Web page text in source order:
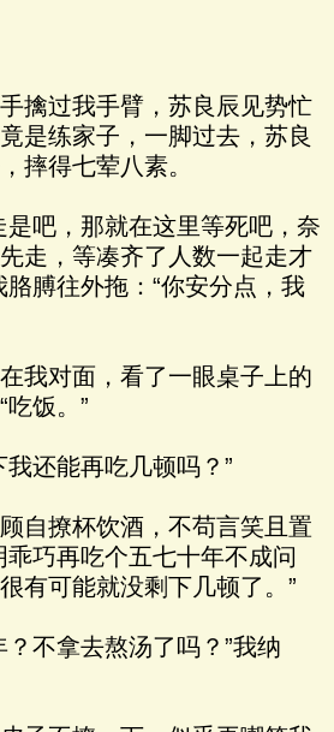
我手臂，苏良辰见势忙
是练家子，一脚过去，苏良
摔得七荤八素。
那就在这里等死吧，奈
走，等凑齐了人数一起走才
胳膊往外拖：“你安分点，我
面，看了一眼桌子上的
饭。”
能再吃几顿吗？”
杯饮酒，不苟言笑且置
乖巧再吃个五七十年不成问
有可能就没剩下几顿了。”
去熬汤了吗？”我纳